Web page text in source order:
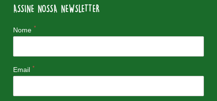
ASSINE NOSSA NEWSLETTER
Nome *
Email *